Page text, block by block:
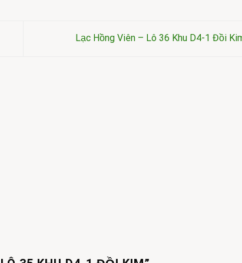
Lạc Hồng Viên – Lô 36 Khu D4-1 Đồi